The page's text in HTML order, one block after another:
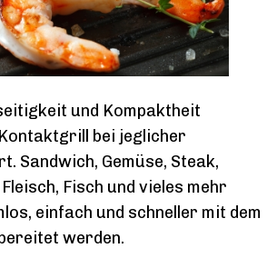
und Kompaktheit
bei jeglicher
Sandwich, Gemüse, Steak,
Fisch und vieles mehr
einfach und schneller mit dem
werden.